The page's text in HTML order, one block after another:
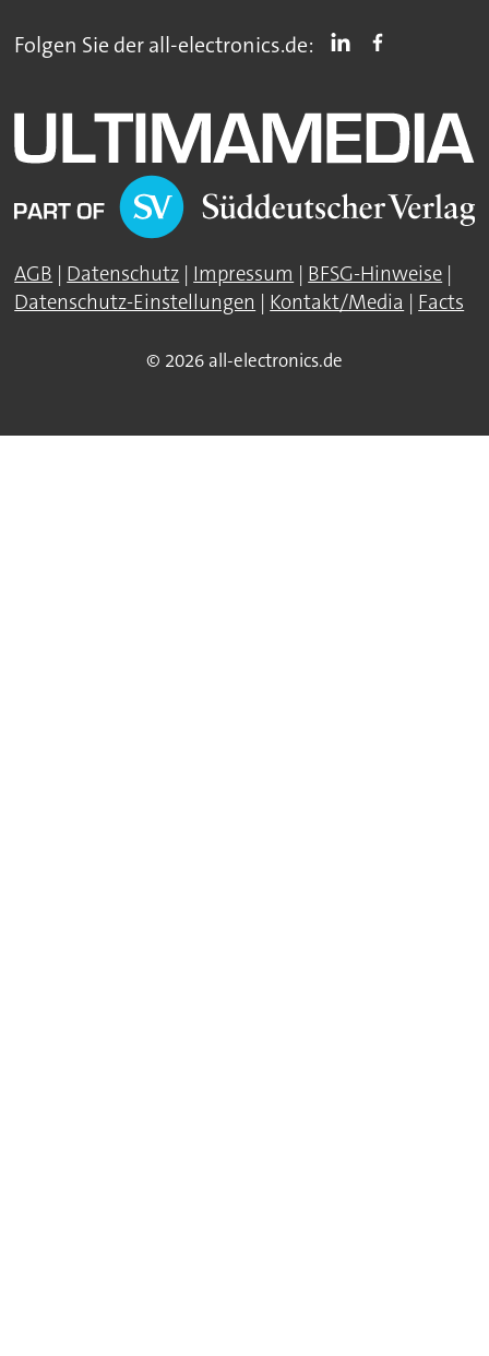
Folgen Sie der all-electronics.de:
AGB | Datenschutz | Impressum | BFSG-Hinweise |
Datenschutz-Einstellungen | Kontakt/Media | Facts
© 2026 all-electronics.de